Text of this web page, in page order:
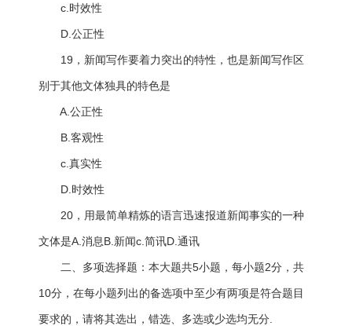
c.时效性
D.公正性
19，新闻写作要着力突出的特性，也是新闻写作区
别于其他文体独具的特色是
A.公正性
B.客观性
c.真实性
D.时效性
20，用最简单精炼的语言迅速报道新闻事实的一种
文体是A.消息B.新闻c.简讯D.通讯
二、多项选择题：本大题共5小题，每小题2分，共
10分，在每小题列出的备选项中至少有两项是符合题目
要求的，请将其选出，错选、多选或少选均无分.